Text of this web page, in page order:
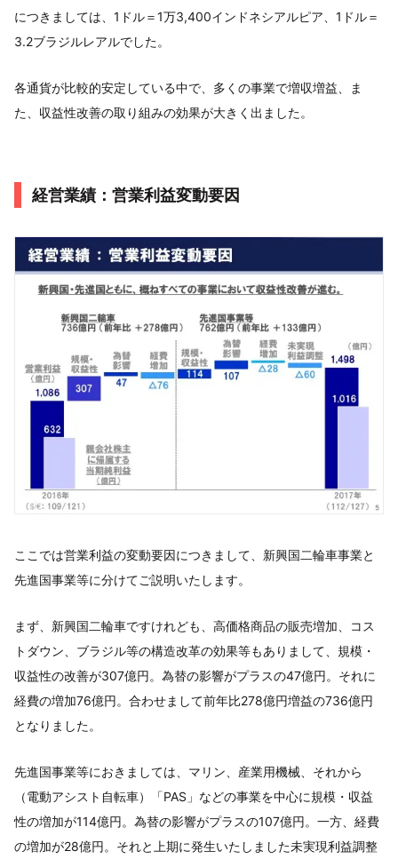
につきましては、1ドル＝1万3,400インドネシアルピア、1ドル＝
3.2ブラジルレアルでした。
各通貨が比較的安定している中で、多くの事業で増収増益、ま
た、収益性改善の取り組みの効果が大きく出ました。
経営業績：営業利益変動要因
ここでは営業利益の変動要因につきまして、新興国二輪車事業と
先進国事業等に分けてご説明いたします。
まず、新興国二輪車ですけれども、高価格商品の販売増加、コス
トダウン、ブラジル等の構造改革の効果等もありまして、規模・
収益性の改善が307億円。為替の影響がプラスの47億円。それに
経費の増加76億円。合わせまして前年比278億円増益の736億円
となりました。
先進国事業等におきましては、マリン、産業用機械、それから
（電動アシスト自転車）「PAS」などの事業を中心に規模・収益
性の増加が114億円。為替の影響がプラスの107億円。一方、経費
の増加が28億円。それと上期に発生いたしました未実現利益調整